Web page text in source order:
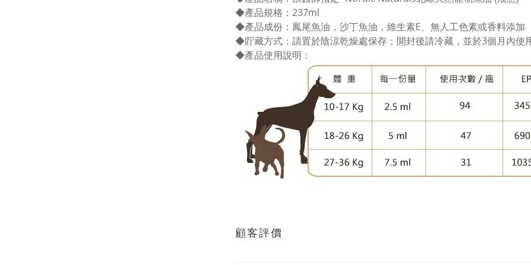
◆產品規格：237ml
◆產品成份：鳳尾魚油，沙丁魚油，維生素E、無人工色素或香料添加
◆貯藏方式：請置於陰涼乾燥處保存；開封後請冷藏，並於3個月內使
◆產品使用說明：
顧客評價